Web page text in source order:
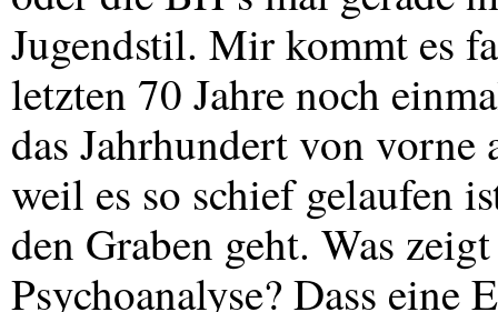
Jugendstil. Mir kommt es
letzten 70 Jahre noch
das Jahrhundert von
weil es so schief gelaufen
den Graben geht. Was
Psychoanalyse? Dass eine